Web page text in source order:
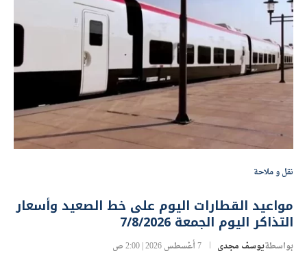
نقل و ملاحة
مواعيد القطارات اليوم على خط الصعيد وأسعار
التذاكر اليوم الجمعة 7/8/2026
بواسطةيوسف مجدى 7 أغسطس 2026 | 2:00 ص